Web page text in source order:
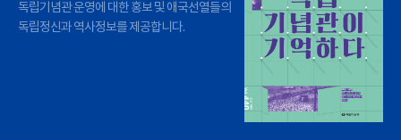
독립기념관 운영에 대한 홍보 및 애국선열들의
독립정신과 역사정보를 제공합니다.